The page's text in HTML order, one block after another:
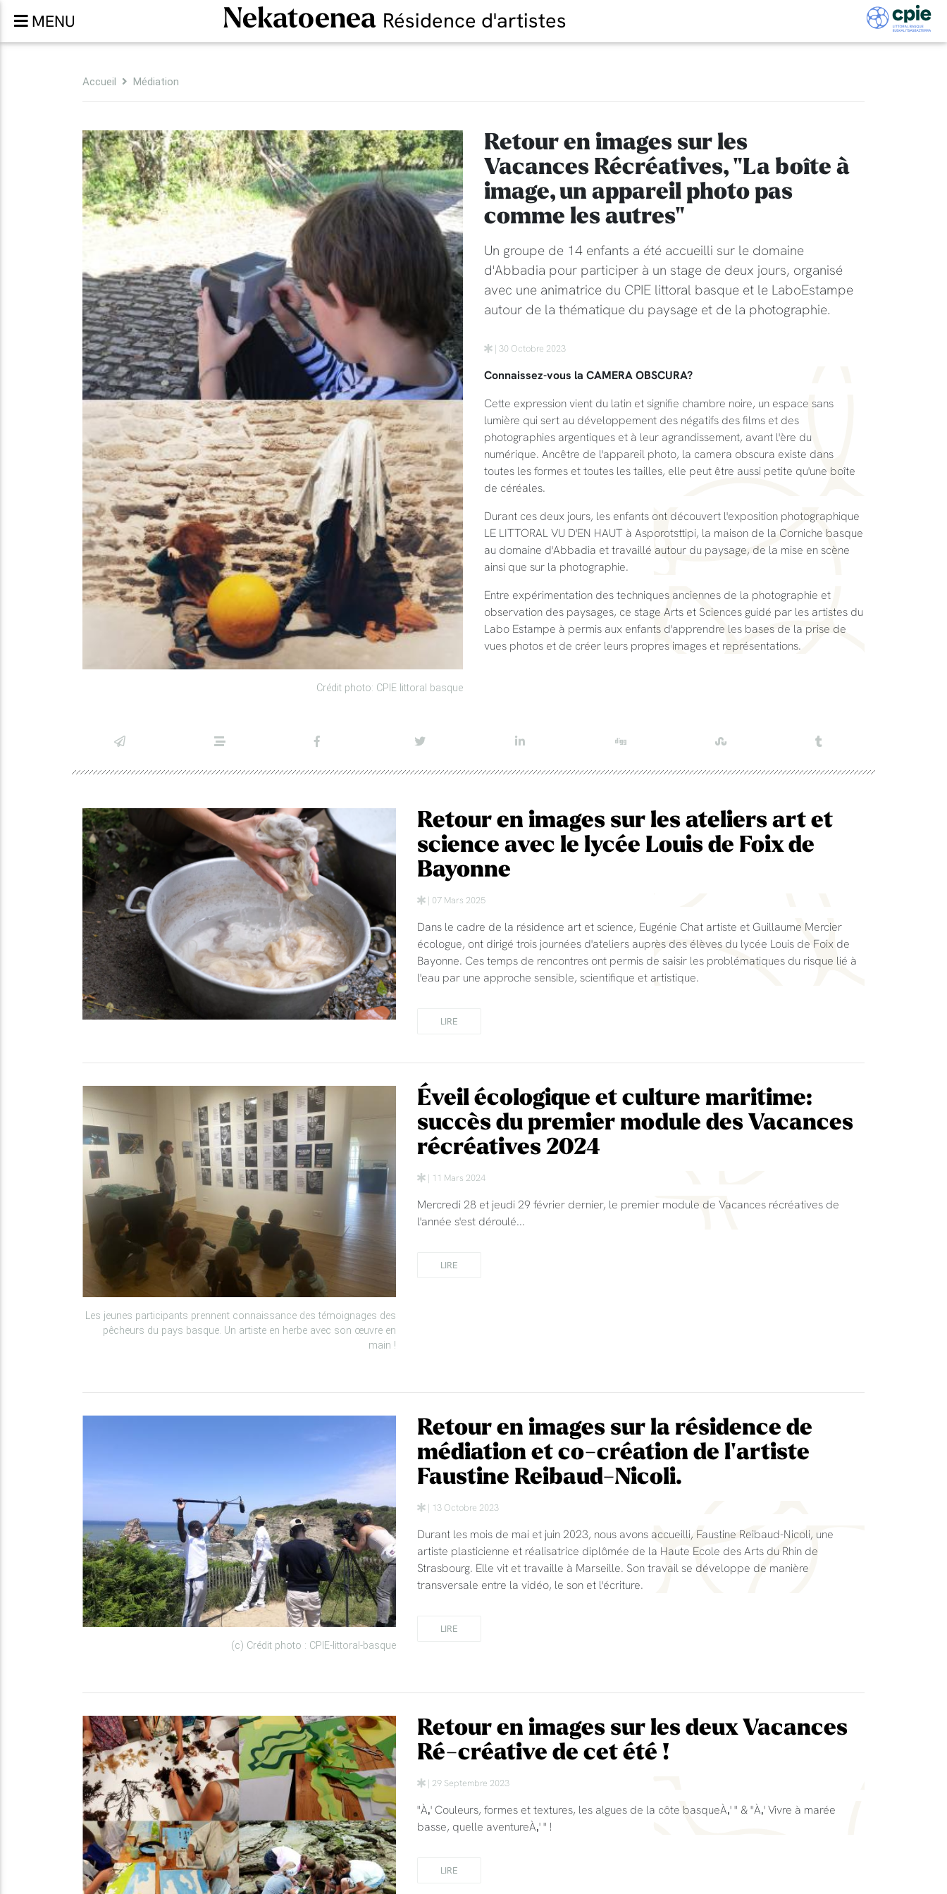
MENU Nekatoenea Résidence d'artistes
Accueil Médiation
Crédit photo: CPIE littoral basque
Retour en images sur les
Vacances Récréatives, "La boîte à
image, un appareil photo pas
comme les autres"
Un groupe de 14 enfants a été accueilli sur le domaine
d'Abbadia pour participer à un stage de deux jours, organisé
avec une animatrice du CPIE littoral basque et le LaboEstampe
autour de la thématique du paysage et de la photographie.
| 30 Octobre 2023
Connaissez-vous la CAMERA OBSCURA?
Cette expression vient du latin et signifie chambre noire, un espace sans
lumière qui sert au développement des négatifs des films et des
photographies argentiques et à leur agrandissement, avant l'ère du
numérique. Ancêtre de l'appareil photo, la camera obscura existe dans
toutes les formes et toutes les tailles, elle peut être aussi petite qu'une boîte
de céréales.
Durant ces deux jours, les enfants ont découvert l'exposition photographique
LE LITTORAL VU D'EN HAUT à Asporotsttipi, la maison de la Corniche basque
au domaine d'Abbadia et travaillé autour du paysage, de la mise en scène
ainsi que sur la photographie.
Entre expérimentation des techniques anciennes de la photographie et
observation des paysages, ce stage Arts et Sciences guidé par les artistes du
Labo Estampe à permis aux enfants d'apprendre les bases de la prise de
vues photos et de créer leurs propres images et représentations.
Retour en images sur les ateliers art et
science avec le lycée Louis de Foix de
Bayonne
| 07 Mars 2025
Dans le cadre de la résidence art et science, Eugénie Chat artiste et Guillaume Mercier
écologue, ont dirigé trois journées d'ateliers auprès des élèves du lycée Louis de Foix de
Bayonne. Ces temps de rencontres ont permis de saisir les problématiques du risque lié à
l'eau par une approche sensible, scientifique et artistique.
LIRE
Les jeunes participants prennent connaissance des témoignages des
pêcheurs du pays basque. Un artiste en herbe avec son œuvre en
main !
Éveil écologique et culture maritime:
succès du premier module des Vacances
récréatives 2024
| 11 Mars 2024
Mercredi 28 et jeudi 29 février dernier, le premier module de Vacances récréatives de
l'année s'est déroulé...
LIRE
(c) Crédit photo : CPIE-littoral-basque
Retour en images sur la résidence de
médiation et co-création de l'artiste
Faustine Reibaud-Nicoli.
| 13 Octobre 2023
Durant les mois de mai et juin 2023, nous avons accueilli, Faustine Reibaud-Nicoli, une
artiste plasticienne et réalisatrice diplômée de la Haute Ecole des Arts du Rhin de
Strasbourg. Elle vit et travaille à Marseille. Son travail se développe de manière
transversale entre la vidéo, le son et l'écriture.
LIRE
Retour en images sur les deux Vacances
Ré-créative de cet été !
| 29 Septembre 2023
"À‚' Couleurs, formes et textures, les algues de la côte basqueÀ‚' " & "À‚' Vivre à marée
basse, quelle aventureÀ‚' " !
LIRE